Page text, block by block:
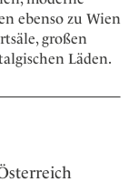
ebenso zu Wien
großen
Läden.